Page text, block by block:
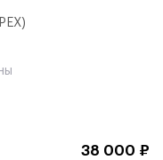
38 000 ₽